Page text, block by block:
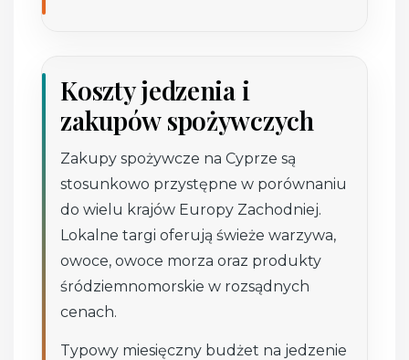
Koszty jedzenia i
zakupów spożywczych
Zakupy spożywcze na Cyprze są
stosunkowo przystępne w porównaniu
do wielu krajów Europy Zachodniej.
Lokalne targi oferują świeże warzywa,
owoce, owoce morza oraz produkty
śródziemnomorskie w rozsądnych
cenach.
Typowy miesięczny budżet na jedzenie